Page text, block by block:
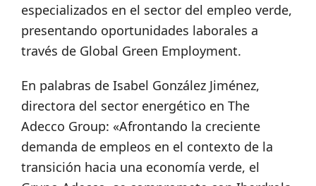
especializados en el sector del empleo verde,
presentando oportunidades laborales a
través de Global Green Employment.
En palabras de Isabel González Jiménez,
directora del sector energético en The
Adecco Group: «Afrontando la creciente
demanda de empleos en el contexto de la
transición hacia una economía verde, el